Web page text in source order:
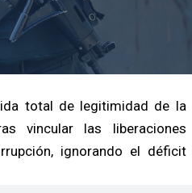
total de legitimidad de la
vincular las liberaciones
ignorando el déficit